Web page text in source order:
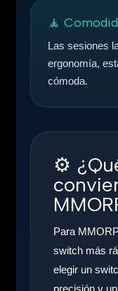
🧘
Las sesiones
ergonomía,
cómoda.
⚙️
Para
switch más
elegir un